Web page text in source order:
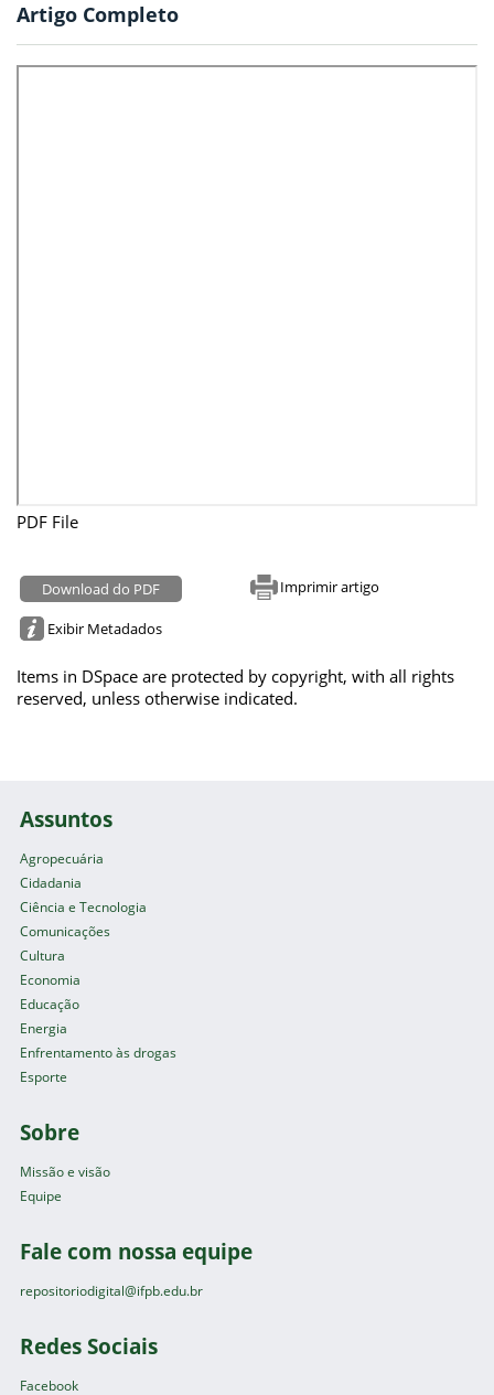
Artigo Completo
PDF File
Download do PDF Imprimir artigo
Exibir Metadados
Items in DSpace are protected by copyright, with all rights
reserved, unless otherwise indicated.
Assuntos
Agropecuária
Cidadania
Ciência e Tecnologia
Comunicações
Cultura
Economia
Educação
Energia
Enfrentamento às drogas
Esporte
Sobre
Missão e visão
Equipe
Fale com nossa equipe
repositoriodigital@ifpb.edu.br
Redes Sociais
Facebook